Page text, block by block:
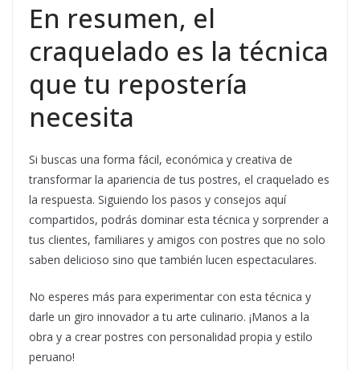
En resumen, el
craquelado es la técnica
que tu repostería
necesita
Si buscas una forma fácil, económica y creativa de
transformar la apariencia de tus postres, el craquelado es
la respuesta. Siguiendo los pasos y consejos aquí
compartidos, podrás dominar esta técnica y sorprender a
tus clientes, familiares y amigos con postres que no solo
saben delicioso sino que también lucen espectaculares.
No esperes más para experimentar con esta técnica y
darle un giro innovador a tu arte culinario. ¡Manos a la
obra y a crear postres con personalidad propia y estilo
peruano!